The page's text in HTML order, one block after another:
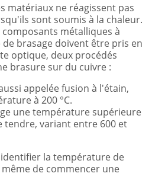
matériaux ne réagissent pas
sont soumis à la chaleur.
métalliques à
brasage doivent être pris en
optique, deux procédés
brasure sur du cuivre :
appelée fusion à l'étain,
à 200 °C.
une température supérieure
tendre, variant entre 600 et
la température de
de commencer une